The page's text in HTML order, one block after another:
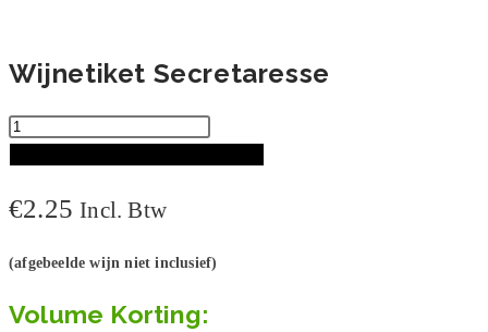
Wijnetiket Secretaresse
Wijnetiket
€2.25 Incl. Btw
(afgebeelde wijn niet inclusief)
Volume Korting: